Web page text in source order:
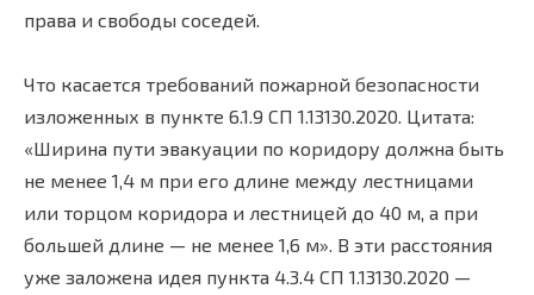
права и свободы соседей.
Что касается требований пожарной безопасности
изложенных в пункте 6.1.9 СП 1.13130.2020. Цитата:
«Ширина пути эвакуации по коридору должна быть
не менее 1,4 м при его длине между лестницами
или торцом коридора и лестницей до 40 м, а при
большей длине — не менее 1,6 м». В эти расстояния
уже заложена идея пункта 4.3.4 СП 1.13130.2020 —